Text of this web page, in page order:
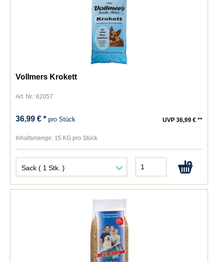
Vollmers Krokett
Art. Nr.: 62057
36,99 € *pro Stück UVP 36,99 € **
Inhaltsmenge: 15 KG pro Stück